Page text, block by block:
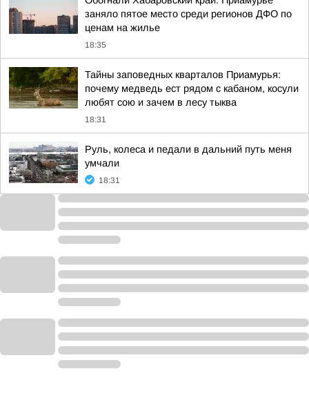
заняло пятое место среди регионов ДФО по
ценам на жилье
18:35
Тайны заповедных кварталов Приамурья:
почему медведь ест рядом с кабаном, косули
любят сою и зачем в лесу тыква
18:31
Руль, колеса и педали в дальний путь меня
умчали
18:31